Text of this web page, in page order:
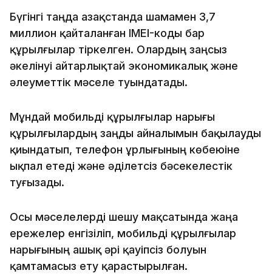
Бүгінгі таңда Қазақстанда шамамен 3,7
миллион қайталанған IMEI-коды бар
құрылғылар тіркелген. Олардың заңсыз
әкелінуі айтарлықтай экономикалық және
әлеуметтік мәселе туындатады.
Мұндай мобильді құрылғылар нарығы
құрылғылардың заңды айналымын бақылауды
қиындатып, телефон ұрлығының көбеюіне
ықпал етеді және әділетсіз бәсекелестік
туғызады.
Осы мәселелерді шешу мақсатында жаңа
ережелер енгізіліп, мобильді құрылғылар
нарығының ашық әрі қауіпсіз болуын
қамтамасыз ету қарастырылған.